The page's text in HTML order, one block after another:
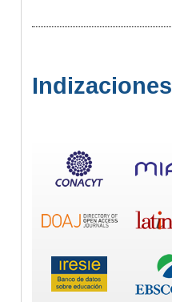
Indizaciones